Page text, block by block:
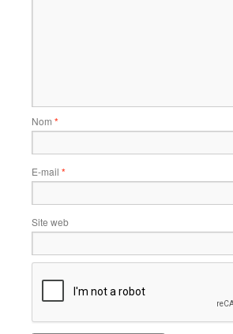
Nom *
E-mail *
Site web